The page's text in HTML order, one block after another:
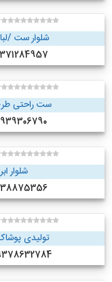
شلوار ست /
09371284957
ست راحتی
09939306790
شلوار
09138875356
تولیدی
09378632784